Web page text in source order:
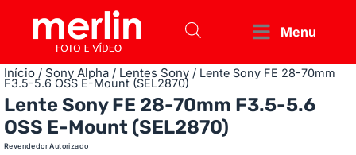
Menu
Início / Sony Alpha / Lentes Sony / Lente Sony FE 28-70mm
F3.5-5.6 OSS E-Mount (SEL2870)
Lente Sony FE 28-70mm F3.5-5.6
OSS E-Mount (SEL2870)
Revendedor Autorizado